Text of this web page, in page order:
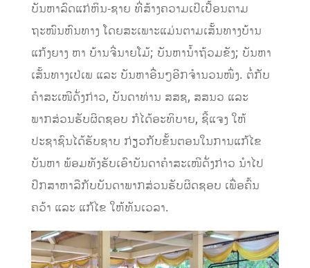
ບັນຫາລົດແກ່ຫິນ-ຊາຍ ທີ່ສ້າງຄວາມເປິເປື້ອນຕາມ
ຖະໜົນຫົນທາງ ໂດຍສະເພາະແມ່ນຕາມເສັ້ນທາງບ້ານ
ແກ້ງຍາງ ຫາ ບ້ານຈີ່ນາຍໂມ້; ບັນຫານ້ຳຖ້ວມຂັງ; ບັນຫາ
ເສັ້ນທາງເປ່ເພ ແລະ ບັນຫາອື່ນໆອີກຈຳນວນໜຶ່ງ. ຕໍ່ກັບ
ຄຳສະເໜີດັ່ງກ່າວ, ບັນດາທ່ານ ສສຊ, ສສນວ ແລະ
ພາກສ່ວນຮັບຜິດຊອບ ກໍໄດ້ອະທິບາຍ, ຊີ້ແຈງ ໃຫ້
ປະຊາຊົນໄດ້ຮັບຊາບ ກ່ຽວກັບຂັ້ນຕອນໃນການແກ້ໄຂ
ບັນຫາ ພ້ອມທັງຮັບເອົາບັນດາຄຳສະເໜີດັ່ງກ່າວ ນຳໄປ
ປຶກສາຫາລືກັບບັນດາພາກສ່ວນຮັບຜິດຊອບ ເພື່ອຄົ້ນ
ຄວ້າ ແລະ ແກ້ໄຂ ໃຫ້ທັນເວລາ.